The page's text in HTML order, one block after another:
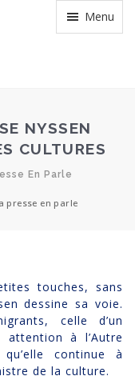
Menu
NYSSEN
CULTURES
En Parle
presse en parle
touches, sans
dessine sa voie.
celle d’un
attention à l’Autre
continue à
de la culture.